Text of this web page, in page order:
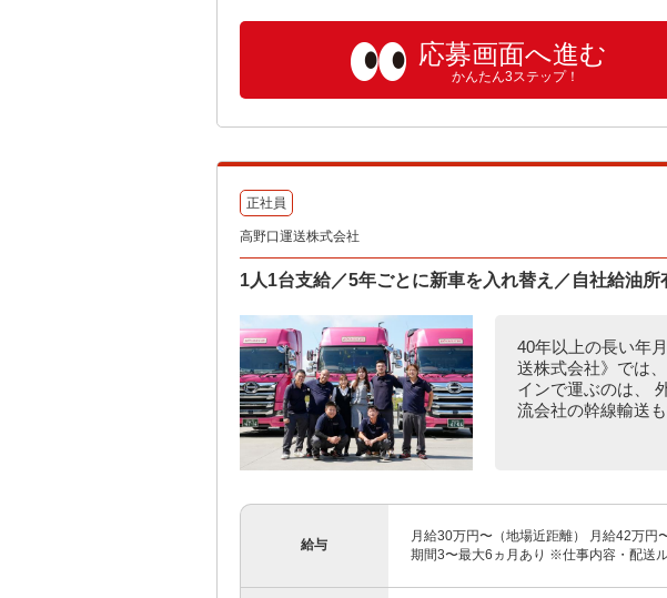
応募画面へ進む
かんたん3ステップ！
正社員
高野口運送株式会社
1人1台支給／5年ごとに新車を入れ替え／自社給油所
40年以上の長い年
送株式会社》では
インで運ぶのは、
流会社の幹線輸送
給与
月給30万円〜（地場近距離） 月給42万
期間3〜最大6ヵ月あり ※仕事内容・配送